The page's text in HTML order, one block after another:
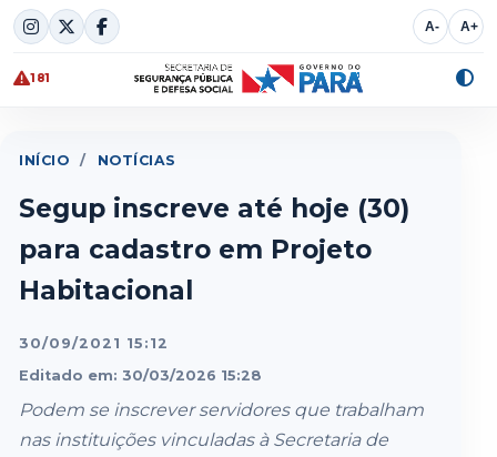
Skip
to
content
A- A+
181
INÍCIO / NOTÍCIAS
Segup inscreve até hoje (30)
para cadastro em Projeto
Habitacional
30/09/2021 15:12
Editado em: 30/03/2026 15:28
Podem se inscrever servidores que trabalham
nas instituições vinculadas à Secretaria de